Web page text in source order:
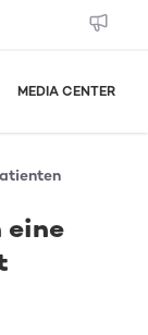
MEDIA CENTER
eine